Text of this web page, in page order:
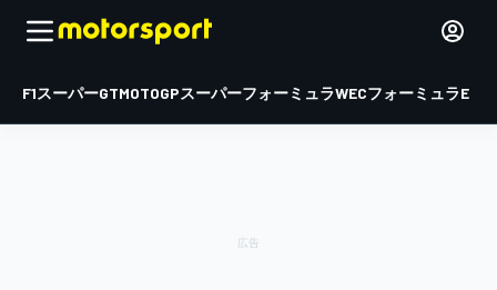
F1スーパーGTMOTOGPスーパーフォーミュラWECフォーミュラE